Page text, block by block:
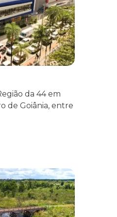
da 44 em
de Goiânia, entre